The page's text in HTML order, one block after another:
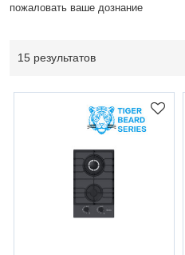
пожаловать ваше дознание
15 результатов